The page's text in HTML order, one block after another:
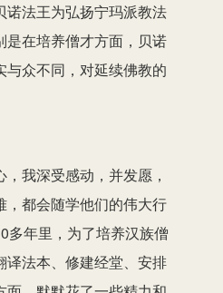
诺法王为弘扬宁玛派教法
是在培养僧才方面，贝诺
众不同，对延续佛教的
我深受感动，并发愿，
，都会随学他们的伟大行
多年里，为了培养汉族僧
译法本、修建经堂、安排